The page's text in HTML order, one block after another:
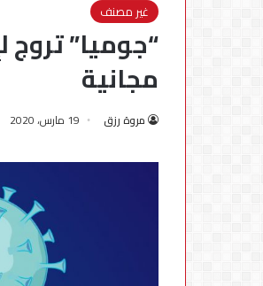
غير مصنف
“جوميا”
مجانية
مروة رزق 19 مارس، 2020